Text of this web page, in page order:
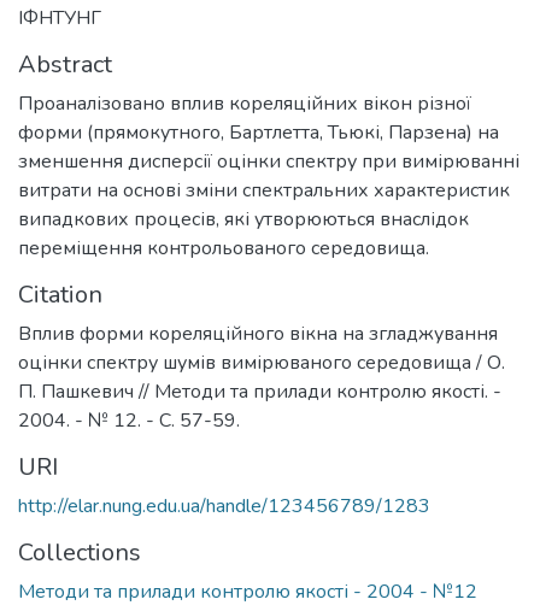
ІФНТУНГ
Abstract
Проаналізовано вплив кореляційних вікон різної
форми (прямокутного, Бартлетта, Тьюкі, Парзена) на
зменшення дисперсії оцінки спектру при вимірюванні
витрати на основі зміни спектральних характеристик
випадкових процесів, які утворюються внаслідок
переміщення контрольованого середовища.
Citation
Вплив форми кореляційного вікна на згладжування
оцінки спектру шумів вимірюваного середовища / О.
П. Пашкевич // Методи та прилади контролю якості. -
2004. - № 12. - С. 57-59.
URI
http://elar.nung.edu.ua/handle/123456789/1283
Collections
Методи та прилади контролю якості - 2004 - №12